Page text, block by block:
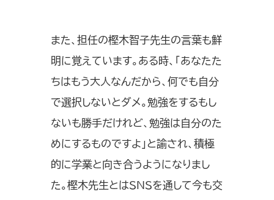
また、担任の樫木智子先生の言葉も鮮
明に覚えています。ある時、「あなたた
ちはもう大人なんだから、何でも自分
で選択しないとダメ。勉強をするもし
ないも勝手だけれど、勉強は自分のた
めにするものですよ」と諭され、積極
的に学業と向き合うようになりまし
た。樫木先生とはSNSを通して今も交